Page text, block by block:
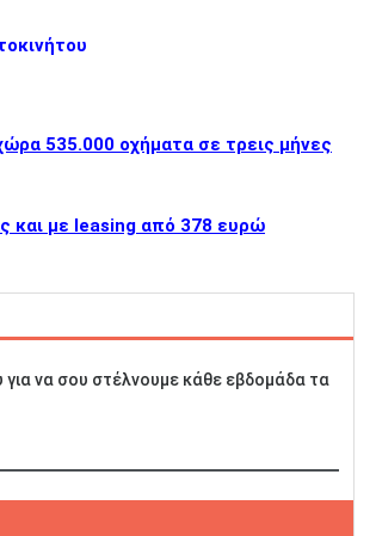
535.000 οχήματα σε τρεις μήνες
και με leasing από 378 ευρώ
να σου στέλνουμε κάθε εβδομάδα τα